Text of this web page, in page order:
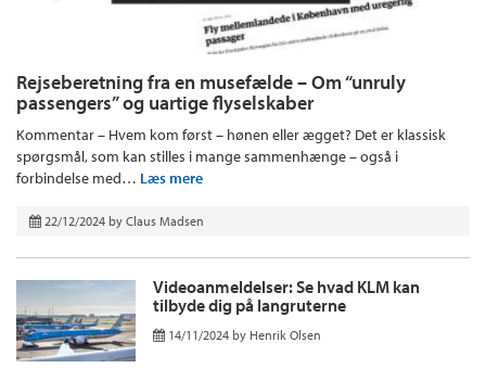
Rejseberetning fra en musefælde – Om “unruly
passengers” og uartige flyselskaber
Kommentar – Hvem kom først – hønen eller ægget? Det er klassisk
spørgsmål, som kan stilles i mange sammenhænge – også i
forbindelse med… Læs mere
22/12/2024 by Claus Madsen
Videoanmeldelser: Se hvad KLM kan
tilbyde dig på langruterne
14/11/2024 by Henrik Olsen